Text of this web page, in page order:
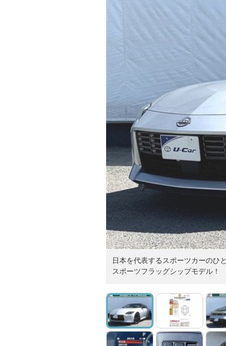
日本を代表するスポーツカーのひ
スポーツフラッグシップモデル！